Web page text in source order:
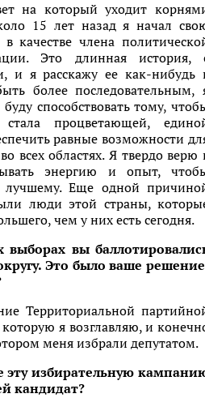
на который уходит
15 лет назад я начал
качестве члена
Это длинная история,
и я расскажу ее как-нибудь
более последовательным,
буду способствовать тому,
процветающей,
равные возможности
всех областях. Я твердо верю
энергию и опыт,
Еще одной
люди этой страны,
чем у них есть сегодня.
выборах вы
Это было ваше
Территориальной
я возглавляю, и
меня избрали депутатом.
эту избирательную
кандидат?